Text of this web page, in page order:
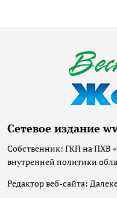
Сетевое издание
Собственник: ГКП на ПХВ
внутренней политики
Редактор веб-сайта: